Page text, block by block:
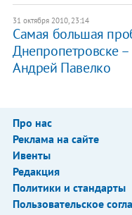
31 октября 2010, 23:14
Самая большая
Днепропетровске –
Андрей Павелко
Про нас
Реклама на сайте
Ивенты
Редакция
Политики и стандарты
Пользовательское